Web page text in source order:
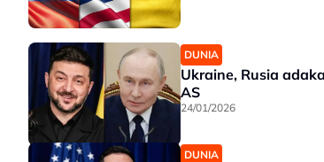
DUNIA
Ukraine, Rusia
AS
24/01/2026
DUNIA